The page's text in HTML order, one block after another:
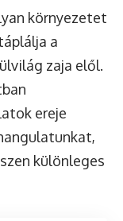
környezetet
a
zaja elől.
ereje
különleges